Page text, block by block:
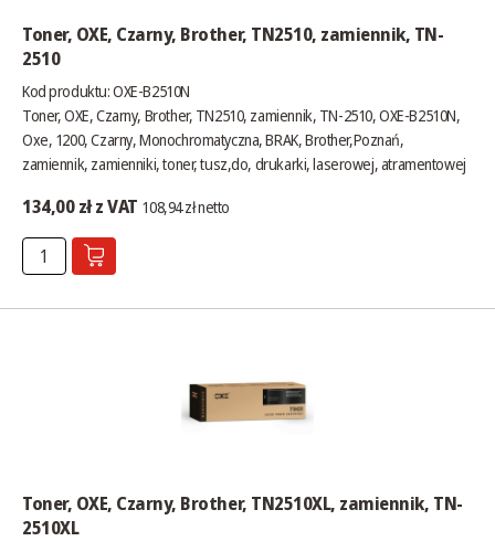
Toner, OXE, Czarny, Brother, TN2510, zamiennik, TN-
2510
Kod produktu: OXE-B2510N
Toner, OXE, Czarny, Brother, TN2510, zamiennik, TN-2510, OXE-B2510N,
Oxe, 1200, Czarny, Monochromatyczna, BRAK, Brother,Poznań,
zamiennik, zamienniki, toner, tusz,do, drukarki, laserowej, atramentowej
134,00 zł z VAT 108,94 zł netto
Toner, OXE, Czarny, Brother, TN2510XL, zamiennik, TN-
2510XL